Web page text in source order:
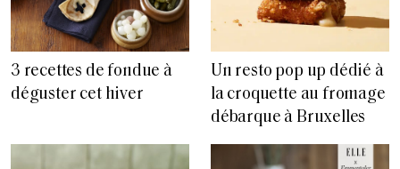
3 recettes de fondue à
déguster cet hiver
Un resto pop up dédié à
la croquette au fromage
débarque à Bruxelles